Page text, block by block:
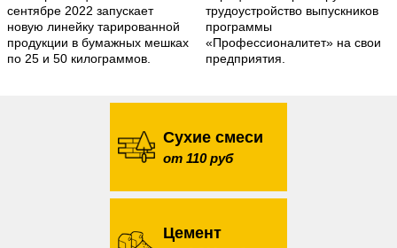
сентябре 2022 запускает
новую линейку тарированной
продукции в бумажных мешках
по 25 и 50 килограммов.
трудоустройство выпускников
программы
«Профессионалитет» на свои
предприятия.
Сухие смеси
от 110 руб
Цемент